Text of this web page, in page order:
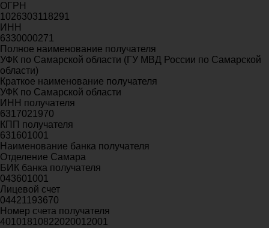
ОГРН
1026303118291
ИНН
6330000271
Полное наименование получателя
УФК по Самарской области (ГУ МВД России по Самарской
области)
Краткое наименование получателя
УФК по Самарской области
ИНН получателя
6317021970
КПП получателя
631601001
Наименование банка получателя
Отделение Самара
БИК банка получателя
043601001
Лицевой счет
04421193670
Номер счета получателя
40101810822020012001